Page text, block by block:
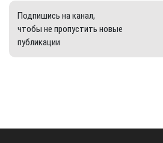
Подпишись на канал,
чтобы не пропустить новые
публикации